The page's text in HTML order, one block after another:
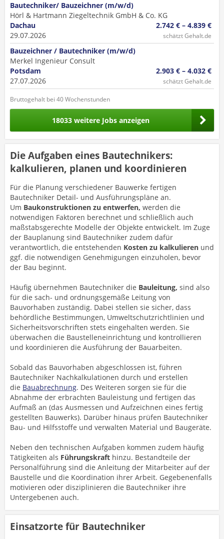
Bautechniker/ Bauzeichner (m/w/d)
Hörl & Hartmann Ziegeltechnik GmbH & Co. KG
Dachau
29.07.2026
2.742 € – 4.839 €
schätzt Gehalt.de
Bauzeichner / Bautechniker (m/w/d)
Merkel Ingenieur Consult
Potsdam
27.07.2026
2.903 € – 4.032 €
schätzt Gehalt.de
Bruttogehalt bei 40 Wochenstunden
18033 weitere Jobs anzeigen
Die Aufgaben eines Bautechnikers:
kalkulieren, planen und koordinieren
Für die Planung verschiedener Bauwerke fertigen
Bautechniker Detail- und Ausführungspläne an.
Um Baukonstruktionen zu entwerfen, werden die
notwendigen Faktoren berechnet und schließlich auch
maßstabsgerechte Modelle der Objekte entwickelt. Im Zuge
der Bauplanung sind Bautechniker zudem dafür
verantwortlich, die entstehenden Kosten zu kalkulieren und
ggf. die notwendigen Genehmigungen einzuholen, bevor
der Bau beginnt.
Häufig übernehmen Bautechniker die Bauleitung, sind also
für die sach- und ordnungsgemäße Leitung von
Bauvorhaben zuständig. Dabei stellen sie sicher, dass
behördliche Bestimmungen, Umweltschutzrichtlinien und
Sicherheitsvorschriften stets eingehalten werden. Sie
überwachen die Baustelleneinrichtung und kontrollieren
und koordinieren die Ausführung der Bauarbeiten.
Sobald das Bauvorhaben abgeschlossen ist, führen
Bautechniker Nachkalkulationen durch und erstellen
die Bauabrechnung. Des Weiteren sorgen sie für die
Abnahme der erbrachten Bauleistung und fertigen das
Aufmaß an (das Ausmessen und Aufzeichnen eines fertig
gestellten Bauwerks). Darüber hinaus prüfen Bautechniker
Bau- und Hilfsstoffe und verwalten Material und Baugeräte.
Neben den technischen Aufgaben kommen zudem häufig
Tätigkeiten als Führungskraft hinzu. Bestandteile der
Personalführung sind die Anleitung der Mitarbeiter auf der
Baustelle und die Koordination ihrer Arbeit. Gegebenenfalls
motivieren oder disziplinieren die Bautechniker ihre
Untergebenen auch.
Einsatzorte für Bautechniker